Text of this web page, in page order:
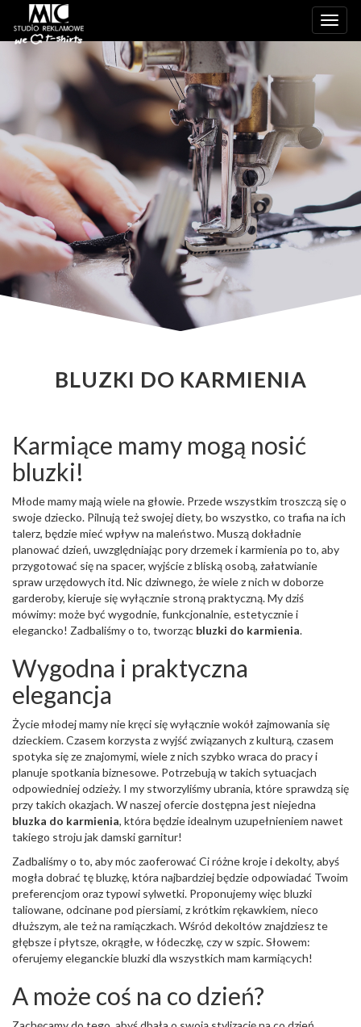
BLUZKI DO KARMIENIA
Karmiące mamy mogą nosić
bluzki!
Młode mamy mają wiele na głowie. Przede wszystkim troszczą się o
swoje dziecko. Pilnują też swojej diety, bo wszystko, co trafia na ich
talerz, będzie mieć wpływ na maleństwo. Muszą dokładnie
planować dzień, uwzględniając pory drzemek i karmienia po to, aby
przygotować się na spacer, wyjście z bliską osobą, załatwianie
spraw urzędowych itd. Nic dziwnego, że wiele z nich w doborze
garderoby, kieruje się wyłącznie stroną praktyczną. My dziś
mówimy: może być wygodnie, funkcjonalnie, estetycznie i
elegancko! Zadbaliśmy o to, tworząc bluzki do karmienia.
Wygodna i praktyczna
elegancja
Życie młodej mamy nie kręci się wyłącznie wokół zajmowania się
dzieckiem. Czasem korzysta z wyjść związanych z kulturą, czasem
spotyka się ze znajomymi, wiele z nich szybko wraca do pracy i
planuje spotkania biznesowe. Potrzebują w takich sytuacjach
odpowiedniej odzieży. I my stworzyliśmy ubrania, które sprawdzą się
przy takich okazjach. W naszej ofercie dostępna jest niejedna
bluzka do karmienia, która będzie idealnym uzupełnieniem nawet
takiego stroju jak damski garnitur!
Zadbaliśmy o to, aby móc zaoferować Ci różne kroje i dekolty, abyś
mogła dobrać tę bluzkę, która najbardziej będzie odpowiadać Twoim
preferencjom oraz typowi sylwetki. Proponujemy więc bluzki
taliowane, odcinane pod piersiami, z krótkim rękawkiem, nieco
dłuższym, ale też na ramiączkach. Wśród dekoltów znajdziesz te
głębsze i płytsze, okrągłe, w łódeczkę, czy w szpic. Słowem:
oferujemy eleganckie bluzki dla wszystkich mam karmiących!
A może coś na co dzień?